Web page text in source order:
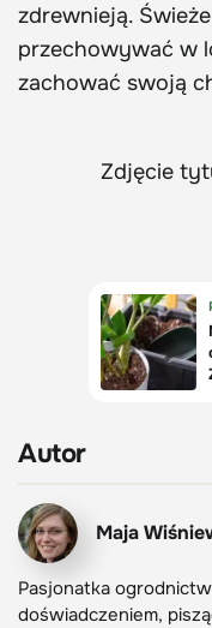
zdrewnieją.
przechowywać w
zachować swoją
Zdjęcie
Autor
Maja
Pasjonatka
doświadczeniem,